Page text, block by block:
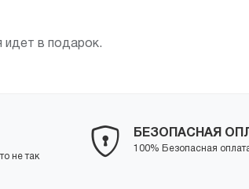
идет в подарок.
не так
БЕЗОПАСНАЯ
100% Безопасная